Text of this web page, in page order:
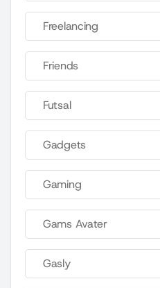
Freelancing
Friends
Futsal
Gadgets
Gaming
Gams Avater
Gasly